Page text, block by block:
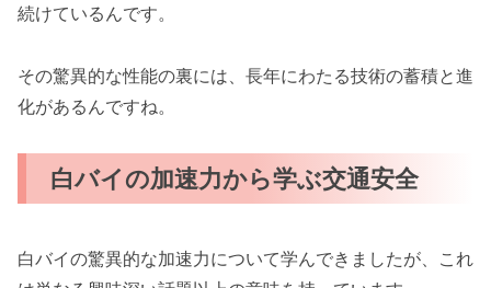
続けているんです。
その驚異的な性能の裏には、長年にわたる技術の蓄積と進
化があるんですね。
白バイの加速力から学ぶ交通安全
白バイの驚異的な加速力について学んできましたが、これ